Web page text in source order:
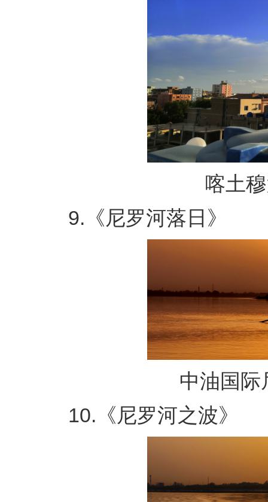
喀土穆
9.《尼罗河落日》
中油国际
10.《尼罗河之波》